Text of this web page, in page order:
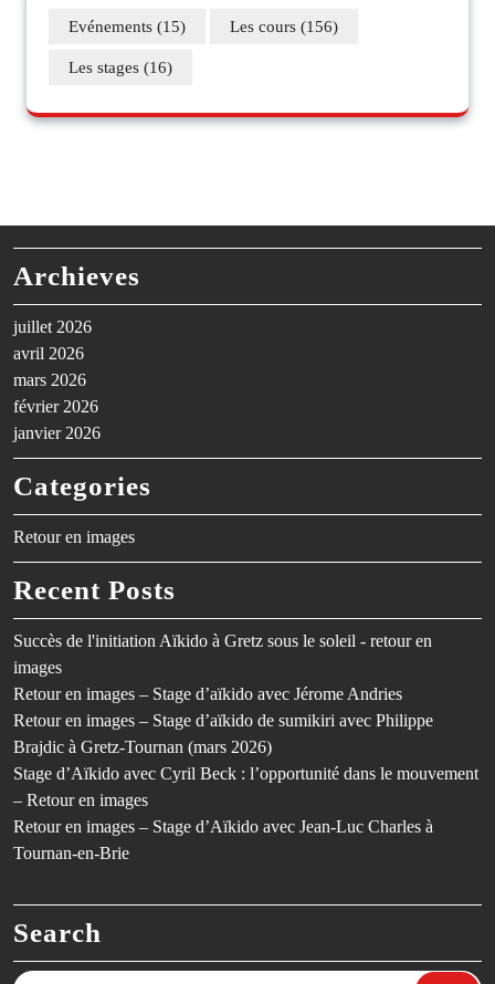
Evénements (15) Les cours (156)
Les stages (16)
Archieves
juillet 2026
avril 2026
mars 2026
février 2026
janvier 2026
Categories
Retour en images
Recent Posts
Succès de l'initiation Aïkido à Gretz sous le soleil - retour en
images
Retour en images – Stage d’aïkido avec Jérome Andries
Retour en images – Stage d’aïkido de sumikiri avec Philippe
Brajdic à Gretz-Tournan (mars 2026)
Stage d’Aïkido avec Cyril Beck : l’opportunité dans le mouvement
– Retour en images
Retour en images – Stage d’Aïkido avec Jean-Luc Charles à
Tournan-en-Brie
Search